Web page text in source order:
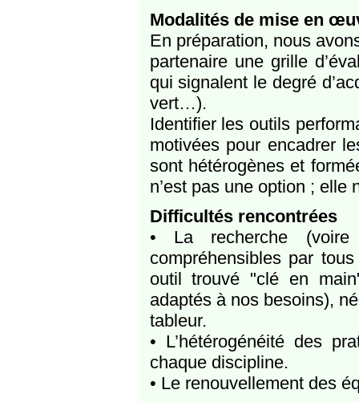
Modalités de mise en
En préparation, nous
partenaire une grille
qui signalent le degré
vert…).
Identifier les outils
motivées pour encadrer
sont hétérogènes et
n’est pas une option ; elle
Difficultés rencontrées
• La recherche
compréhensibles par
outil trouvé "clé en
adaptés à nos besoins),
tableur.
• L’hétérogénéité des
chaque discipline.
• Le renouvellement des